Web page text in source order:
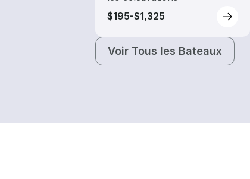
$195-$1,325
Voir Tous les Bateaux